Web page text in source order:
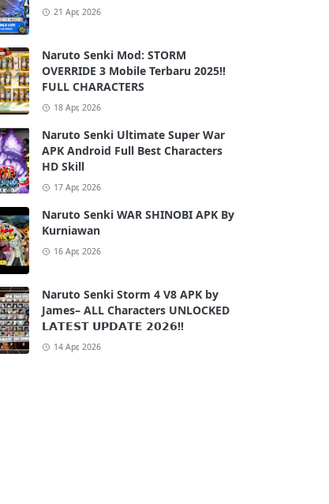
21 Apr, 2026
Naruto Senki Mod: STORM
OVERRIDE 3 Mobile Terbaru 2025!!
FULL CHARACTERS
18 Apr, 2026
Naruto Senki Ultimate Super War
APK Android Full Best Characters
HD Skill
17 Apr, 2026
Naruto Senki WAR SHINOBI APK By
Kurniawan
16 Apr, 2026
Naruto Senki Storm 4 V8 APK by
James– ALL Characters UNLOCKED
𝗟𝗔𝗧𝗘𝗦𝗧 𝗨𝗣𝗗𝗔𝗧𝗘 𝟮𝟬𝟮𝟲!!
14 Apr, 2026